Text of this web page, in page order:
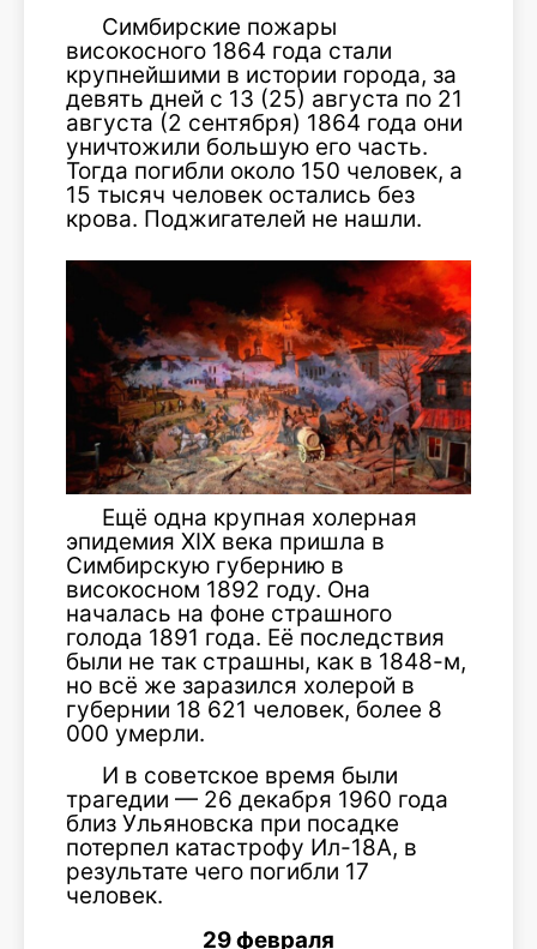
Симбирские пожары
високосного 1864 года стали
крупнейшими в истории города, за
девять дней с 13 (25) августа по 21
августа (2 сентября) 1864 года они
уничтожили большую его часть.
Тогда погибли около 150 человек, а
15 тысяч человек остались без
крова. Поджигателей не нашли.
Ещё одна крупная холерная
эпидемия XIX века пришла в
Симбирскую губернию в
високосном 1892 году. Она
началась на фоне страшного
голода 1891 года. Её последствия
были не так страшны, как в 1848-м,
но всё же заразился холерой в
губернии 18 621 человек, более 8
000 умерли.
И в советское время были
трагедии — 26 декабря 1960 года
близ Ульяновска при посадке
потерпел катастрофу Ил-18А, в
результате чего погибли 17
человек.
29 февраля